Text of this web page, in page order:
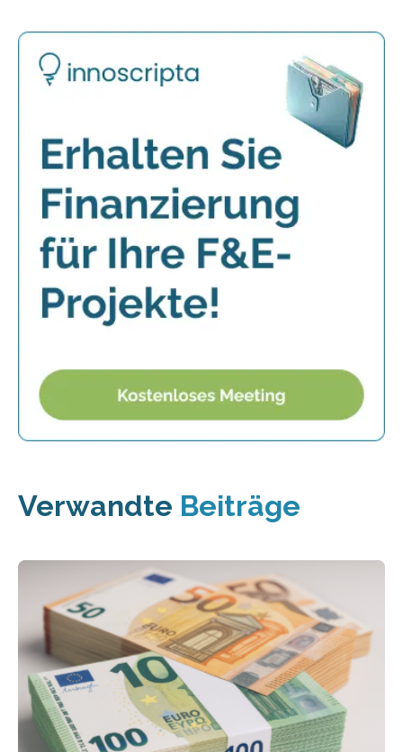
Verwandte Beiträge